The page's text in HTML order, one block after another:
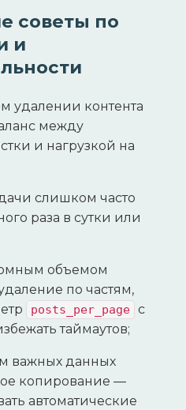
советы по
и
удалении контента
между
и нагрузкой на
слишком часто
раза в сутки или
объемом
по частям,
posts_per_page с
таймаутов;
важных данных
копирование —
автоматические